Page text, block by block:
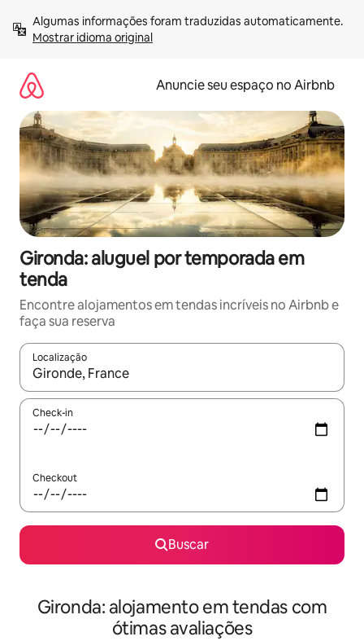
para
Mostrar idioma original
Anuncie seu espaço no Airbnb
Gironda: aluguel por temporada em
tenda
Encontre alojamentos em tendas incríveis no Airbnb e
faça sua reserva
Localização
Quando os resultados estiverem disponíveis, explore-os
Check-in
Checkout
Buscar
Gironda: alojamento em tendas com
ótimas avaliações